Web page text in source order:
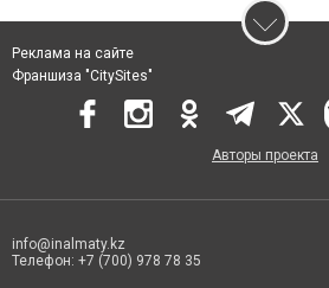
Реклама на сайте
Франшиза "CitySites"
Авторы проекта
info@inalmaty.kz
Телефон: +7 (700) 978 78 35